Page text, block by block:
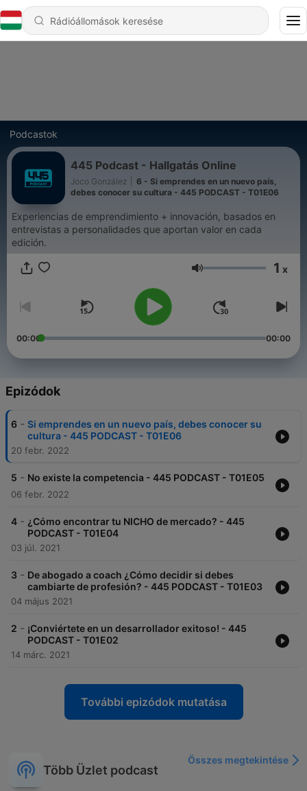
Podcastok
445 Podcast - Hallgatás Online
Joco González
6 - Si emprendes en un nuevo país,
debes conocer su cultura - 445 PODCAST - T01E06
Experiencias de emprendimiento + innovación, basados en
entrevistas a personalidades que aportan valor en cada
edición.
Hangerő 1 x
00:00 00:00
Epizódok
6 - Si emprendes en un nuevo país, debes conocer su
cultura - 445 PODCAST - T01E06
20 febr. 2022
5 - No existe la competencia - 445 PODCAST - T01E05
06 febr. 2022
4 - ¿Cómo encontrar tu NICHO de mercado? - 445
PODCAST - T01E04
03 júl. 2021
3 - De abogado a coach ¿Cómo decidir si debes
cambiarte de profesión? - 445 PODCAST - T01E03
04 május 2021
2 - ¡Conviértete en un desarrollador exitoso! - 445
PODCAST - T01E02
14 márc. 2021
További epizódok mutatása
Több Üzlet podcast
Összes megtekintése